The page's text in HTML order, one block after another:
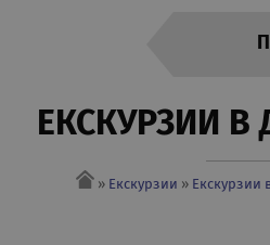
ЕКСКУРЗИИ В
» Екскурзии » Екскурзии